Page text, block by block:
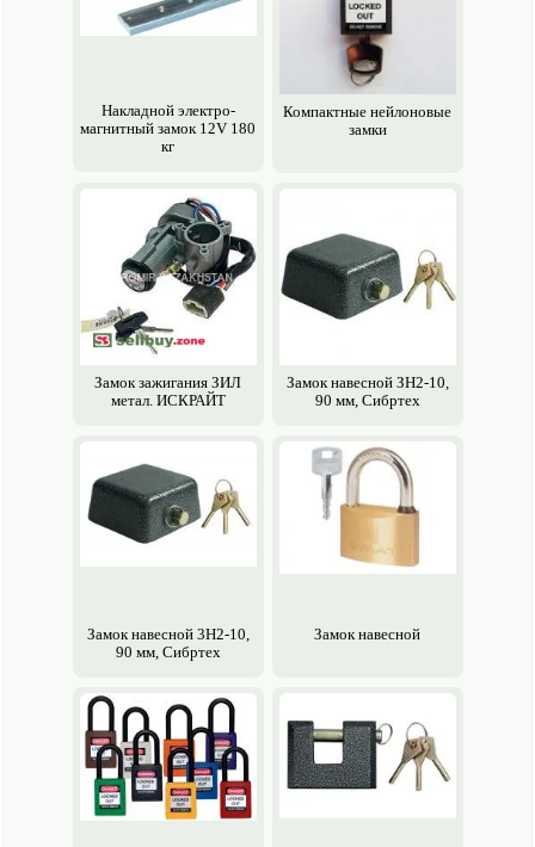
Накладной электро­
магнитный замок 12V 180
кг
Компактные нейлоновые
замки
Замок зажигания ЗИЛ
метал. ИСКРАЙТ
Замок навесной ЗН2-10,
90 мм, Сибртех
Замок навесной 3Н2-10,
90 мм, Сибртех
Замок навесной